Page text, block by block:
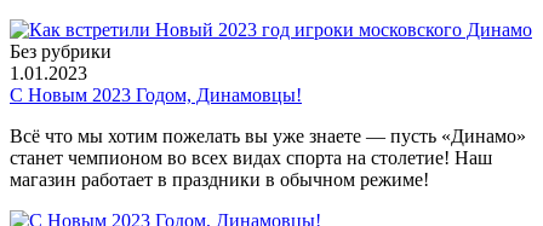
Без рубрики
1.01.2023
С Новым 2023 Годом, Динамовцы!
Всё что мы хотим пожелать вы уже знаете — пусть «Динамо»
станет чемпионом во всех видах спорта на столетие! Наш
магазин работает в праздники в обычном режиме!